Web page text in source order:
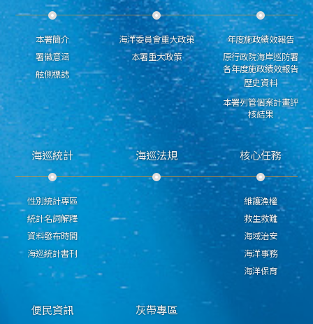
本署簡介
署徽意涵
舷側標誌
海洋委員會重大政策
本署重大政策
年度施政績效報告
原行政院海岸巡防署
各年度施政績效報告
歷史資料
本署列管個案計畫評
核結果
海巡統計
性別統計專區
統計名詞解釋
資料發布時間
海巡統計書刊
海巡法規 核心任務
維護漁權
救生救難
海域治安
海洋事務
海洋保育
便民資訊 灰帶專區